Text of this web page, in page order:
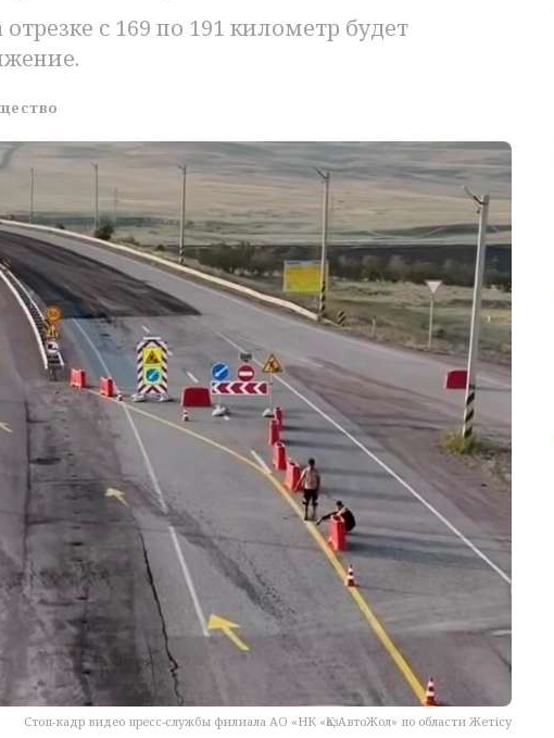
с 169 по 191 километр будет
Стоп-кадр видео пресс-службы филиала АО «НК «ҚазАвтоЖол» по области Жетісу